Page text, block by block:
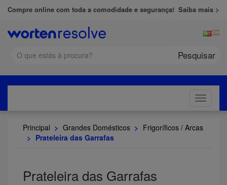
Compre online com toda a comodidade e segurança! Saiba mais >
Pesquisar
Toggle
Principal > Grandes Domésticos > Frigoríficos / Arcas
> Prateleira das Garrafas
Prateleira das Garrafas